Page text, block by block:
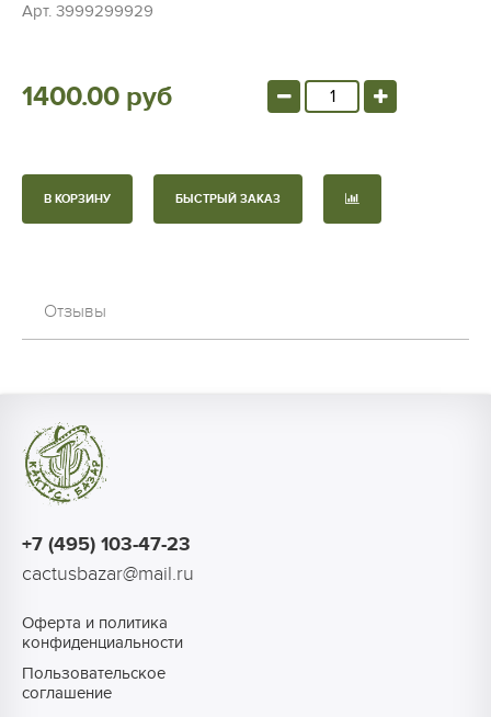
Арт. 3999299929
1400.00 руб
В КОРЗИНУ БЫСТРЫЙ ЗАКАЗ
Отзывы
+7 (495) 103-47-23
cactusbazar@mail.ru
Оферта и политика
конфиденциальности
Пользовательское
соглашение